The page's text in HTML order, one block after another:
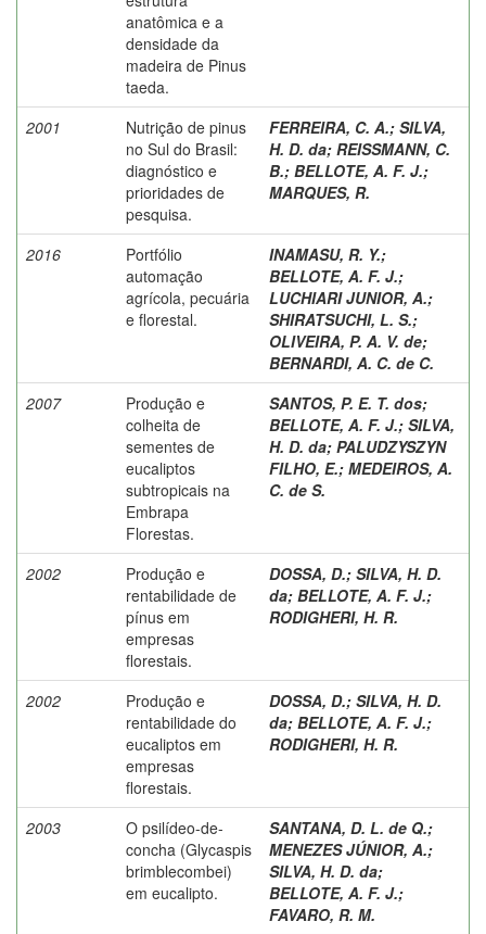
anatômica e a
densidade da
madeira de Pinus
taeda.
2001
Nutrição de pinus
no Sul do Brasil:
diagnóstico e
prioridades de
pesquisa.
FERREIRA, C. A.; SILVA,
H. D. da; REISSMANN, C.
B.; BELLOTE, A. F. J.;
MARQUES, R.
2016
Portfólio
automação
agrícola, pecuária
e florestal.
INAMASU, R. Y.;
BELLOTE, A. F. J.;
LUCHIARI JUNIOR, A.;
SHIRATSUCHI, L. S.;
OLIVEIRA, P. A. V. de;
BERNARDI, A. C. de C.
2007
Produção e
colheita de
sementes de
eucaliptos
subtropicais na
Embrapa
Florestas.
SANTOS, P. E. T. dos;
BELLOTE, A. F. J.; SILVA,
H. D. da; PALUDZYSZYN
FILHO, E.; MEDEIROS, A.
C. de S.
2002
Produção e
rentabilidade de
pínus em
empresas
florestais.
DOSSA, D.; SILVA, H. D.
da; BELLOTE, A. F. J.;
RODIGHERI, H. R.
2002
Produção e
rentabilidade do
eucaliptos em
empresas
florestais.
DOSSA, D.; SILVA, H. D.
da; BELLOTE, A. F. J.;
RODIGHERI, H. R.
2003
O psilídeo-de-
concha (Glycaspis
brimblecombei)
em eucalipto.
SANTANA, D. L. de Q.;
MENEZES JÚNIOR, A.;
SILVA, H. D. da;
BELLOTE, A. F. J.;
FAVARO, R. M.